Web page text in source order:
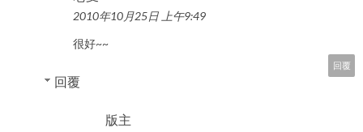
2010年10月25日 上午9:49
很好~~
回覆
回覆
版主